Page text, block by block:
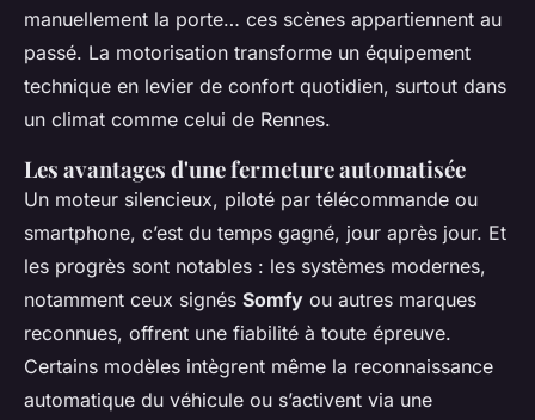
manuellement la porte… ces scènes appartiennent au
passé. La motorisation transforme un équipement
technique en levier de confort quotidien, surtout dans
un climat comme celui de Rennes.
Les avantages d'une fermeture automatisée
Un moteur silencieux, piloté par télécommande ou
smartphone, c’est du temps gagné, jour après jour. Et
les progrès sont notables : les systèmes modernes,
notamment ceux signés Somfy ou autres marques
reconnues, offrent une fiabilité à toute épreuve.
Certains modèles intègrent même la reconnaissance
automatique du véhicule ou s’activent via une